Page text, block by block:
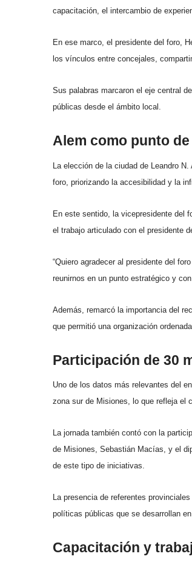
capacitación, el intercambio de
En ese marco, el presidente del foro,
los vínculos entre concejales,
Sus palabras marcaron el eje central
públicas desde el ámbito local.
Alem como punto
La elección de la ciudad de Leandro
foro, priorizando la accesibilidad y la
En este sentido, la vicepresidente del
el trabajo articulado con el presidente
“Quiero agradecer al presidente del
reunirnos en un punto estratégico y
Además, remarcó la importancia del
que permitió una organización
Participación de 30
Uno de los datos más relevantes del
zona sur de Misiones, lo que refleja el
La jornada también contó con la
de Misiones, Sebastián Macías, y el
de este tipo de iniciativas.
La presencia de referentes
políticas públicas que se desarrollan
Capacitación y